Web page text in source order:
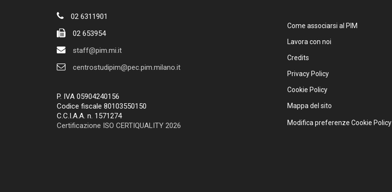
02 6311901
02 653954
staff@pim.mi.it
centrostudipim@pec.pim.milano.it
P. IVA 05904240156
Codice fiscale 80103550150
C.C.I.A.A. n. 1571274
Certificazione ISO CERTIQUALITY 2026
Come associarsi al PIM
Lavora con noi
Credits
Privacy Policy
Cookie Policy
Mappa del sito
Modifica preferenze Cookie Policy